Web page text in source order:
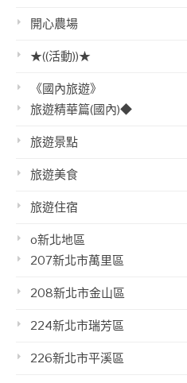
開心農場
★((活動))★
《國內旅遊》
旅遊精華篇(國內)◆
旅遊景點
旅遊美食
旅遊住宿
o新北地區
207新北市萬里區
208新北市金山區
224新北市瑞芳區
226新北市平溪區